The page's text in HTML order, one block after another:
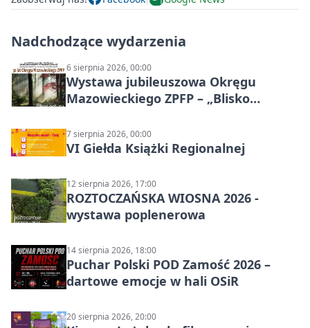
Nadchodzące wydarzenia
6 sierpnia 2026, 00:00
Wystawa jubileuszowa Okręgu
Mazowieckiego ZPFP – „Blisko
7 sierpnia 2026, 00:00
VI Giełda Książki Regionalnej
12 sierpnia 2026, 17:00
ROZTOCZAŃSKA WIOSNA 2026 -
wystawa poplenerowa
14 sierpnia 2026, 18:00
Puchar Polski POD Zamość 2026 –
dartowe emocje w hali OSiR
20 sierpnia 2026, 20:00